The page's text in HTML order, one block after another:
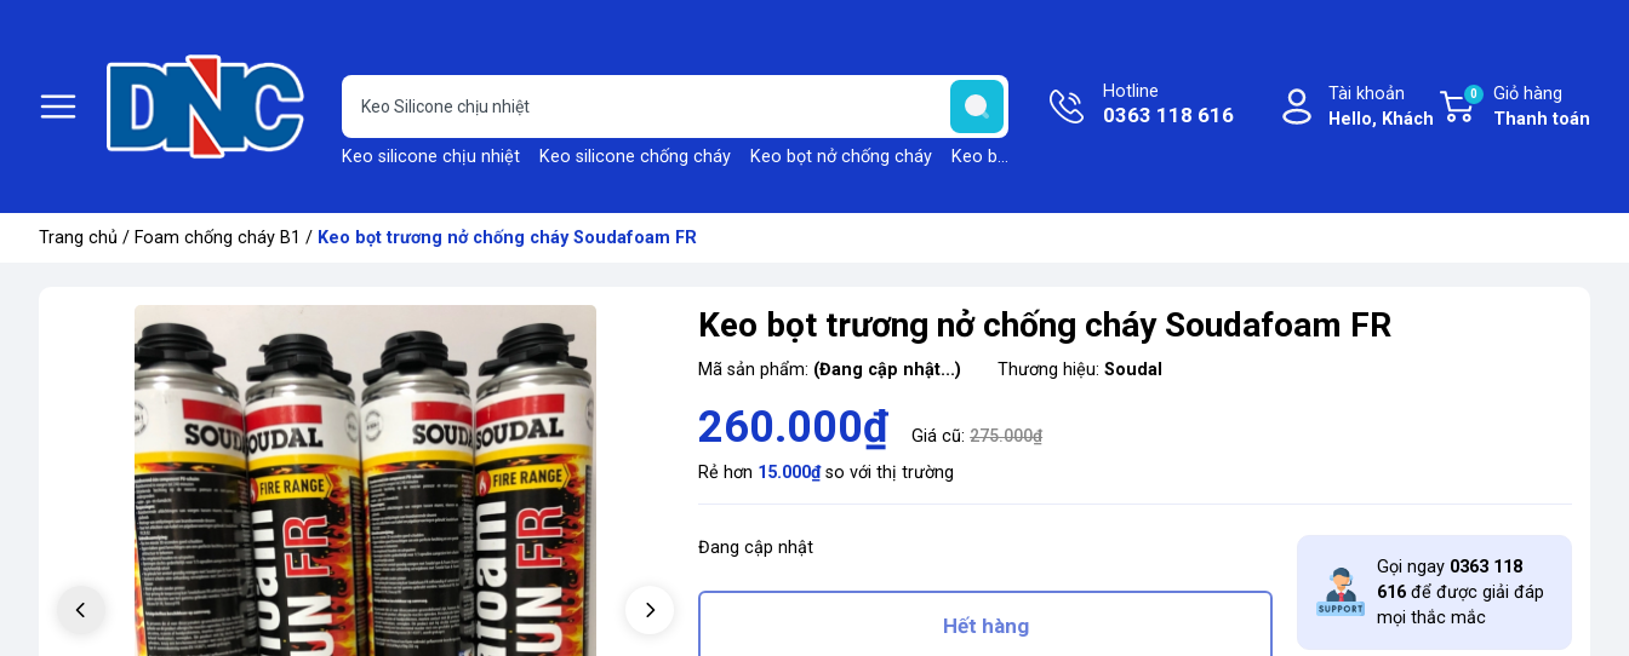
Keo silicone chịu nhiệt Keo silicone chống cháy Keo bọt nở chống cháy Keo bọt nở Foam
Hotline
0363 118 616
Tài khoản
Hello, Khách
Giỏ hàng
Thanh toán
0
Trang chủ / Foam chống cháy B1 / Keo bọt trương nở chống cháy Soudafoam FR
Keo bọt trương nở chống cháy Soudafoam FR
Mã sản phẩm: (Đang cập nhật...) Thương hiệu:Soudal
260.000₫ Giá cũ:275.000₫
Rẻ hơn 15.000₫so với thị trường
Đang cập nhật
Hết hàng
Gọi ngay 0363 118
616 để được giải đáp
mọi thắc mắc